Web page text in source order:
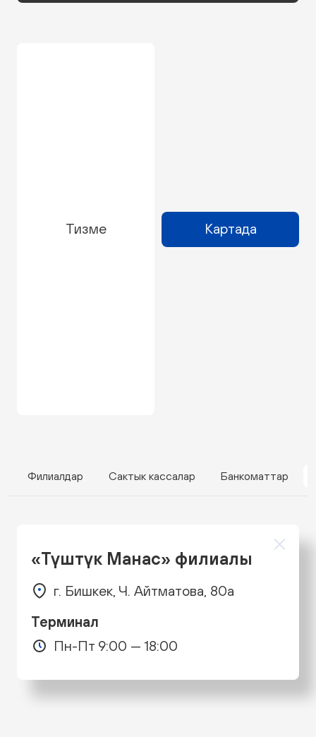
Тизме Картада
Филиалдар Сактык кассалар Банкоматтар
«Түштүк Манас» филиалы
г. Бишкек, Ч. Айтматова, 80а
Терминал
Пн-Пт 9:00 — 18:00